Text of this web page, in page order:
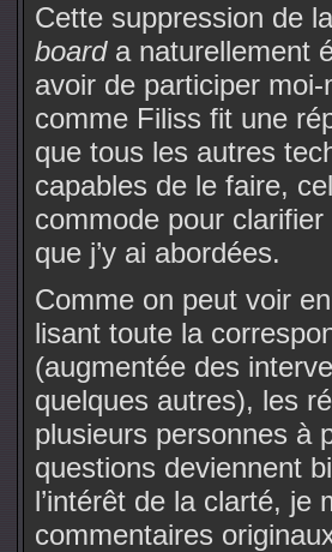
Cette suppression de
boarda naturellement
avoir de participer
comme Filiss fit une
que tous les autres
capables de le faire,
commode pour
que j’y ai abordées.
Comme on peut voir
lisant toute la
(augmentée des
quelques autres), les
plusieurs personnes à
questions deviennent
l’intérêt de la clarté, je
commentaires